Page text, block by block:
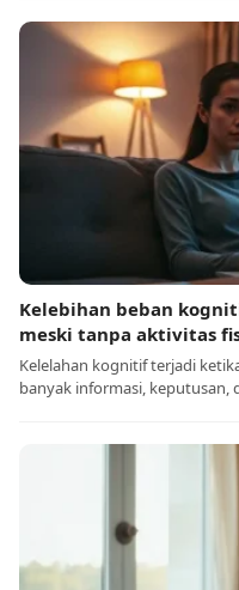
Kelebihan beban
meski tanpa aktivitas
Kelelahan kognitif terjadi
banyak informasi, keputusan,